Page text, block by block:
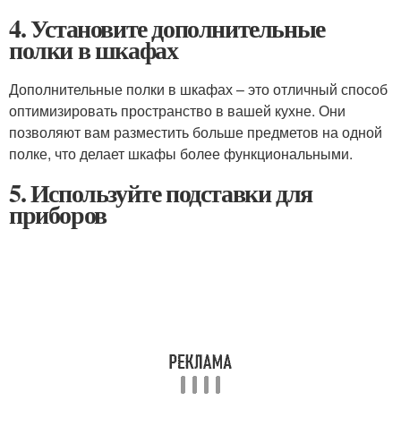
4. Установите дополнительные
полки в шкафах
Дополнительные полки в шкафах – это отличный способ
оптимизировать пространство в вашей кухне. Они
позволяют вам разместить больше предметов на одной
полке, что делает шкафы более функциональными.
5. Используйте подставки для
приборов